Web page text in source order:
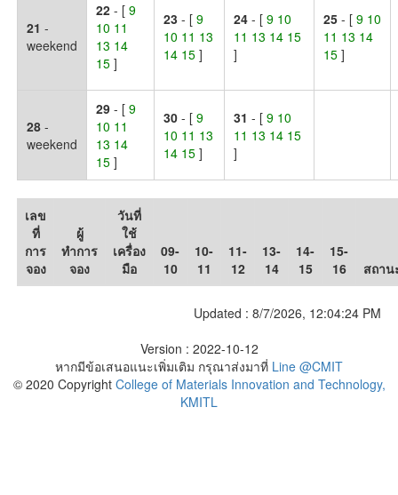
21 -
weekend
22 - [9
10 11
13 14
15]
23 - [9
10 11 13
14 15]
24 - [9 10
11 13 14 15
]
25 - [9 10
11 13 14
15]
28 -
weekend
29 - [9
10 11
13 14
15]
30 - [9
10 11 13
14 15]
31 - [9 10
11 13 14 15
]
เลข
ที่
การ
จอง
ผู้
ทำการ
จอง
วันที่
ใช้
เครื่อง
มือ
09-
10
10-
11
11-
12
13-
14
14-
15
15-
16
สถาน
Updated : 8/7/2026, 12:04:24 PM
Version : 2022-10-12
หากมีข้อเสนอแนะเพิ่มเติม กรุณาส่งมาที่ Line @CMIT
© 2020 CopyrightCollege of Materials Innovation and Technology,
KMITL